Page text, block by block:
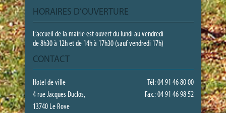
HORAIRES D’OUVERTURE
L’accueil de la mairie est ouvert du lundi au vendredi
de 8h30 à 12h et de 14h à 17h30 (sauf vendredi 17h)
CONTACT
Hotel de ville
Tél: 04 91 46 80 00
4 rue Jacques Duclos,
Fax.: 04 91 46 98 52
13740 Le Rove